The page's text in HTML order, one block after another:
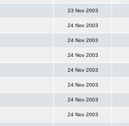
23 Nov 2003
24 Nov 2003
24 Nov 2003
24 Nov 2003
24 Nov 2003
24 Nov 2003
24 Nov 2003
24 Nov 2003